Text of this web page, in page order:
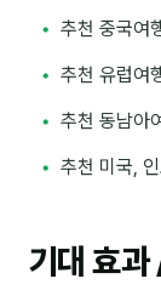
AI입문
미팅·보고
추천 중국여
추천 유럽여
추천 동남아
추천 미국,
기대 효과